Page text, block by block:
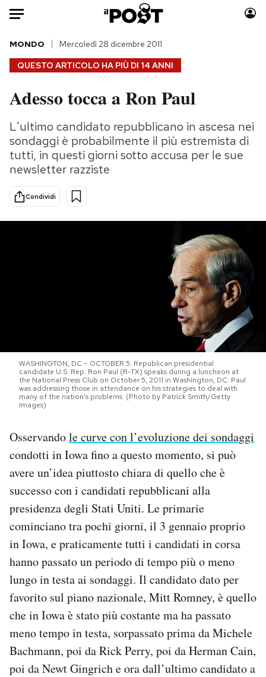
Auto
HOME
Italia
Politica
Tecnologia
Internet
Scienza
Cultura
Economia
Moda
Consumismi
Storie/Idee
Altrecose
Mondiali calcio 2026
I MIEI PREFERITI
SHOP
CALENDARIO
AREA PERSONALE
Area Personale
Newsletter
Notifiche mobile
Regala il Post
QUESTO ARTICOLO HA PIÙ DI 14 ANNI
MONDO Mercoledì 28 dicembre 2011
Adesso tocca a Ron Paul
L'ultimo candidato repubblicano in ascesa nei
sondaggi è probabilmente il più estremista di
tutti, in questi giorni sotto accusa per le sue
newsletter razziste
Condividi
WASHINGTON, DC – OCTOBER 5: Republican presidential
candidate U.S. Rep. Ron Paul (R-TX) speaks during a luncheon at
the National Press Club on October 5, 2011 in Washington, DC. Paul
was addressing those in attendance on his strategies to deal with
many of the nation’s problems. (Photo by Patrick Smith/Getty
Images)
Osservandole curve con l’evoluzione dei sondaggi
condotti in Iowa fino a questo momento, si può
avere un’idea piuttosto chiara di quello che è
successo con i candidati repubblicani alla
presidenza degli Stati Uniti. Le primarie
cominciano tra pochi giorni, il 3 gennaio proprio
in Iowa, e praticamente tutti i candidati in corsa
hanno passato un periodo di tempo più o meno
lungo in testa ai sondaggi. Il candidato dato per
favorito sul piano nazionale, Mitt Romney, è quello
che in Iowa è stato più costante ma ha passato
meno tempo in testa, sorpassato prima da Michele
Bachmann, poi da Rick Perry, poi da Herman Cain,
poi da Newt Gingrich e ora dall’ultimo candidato a